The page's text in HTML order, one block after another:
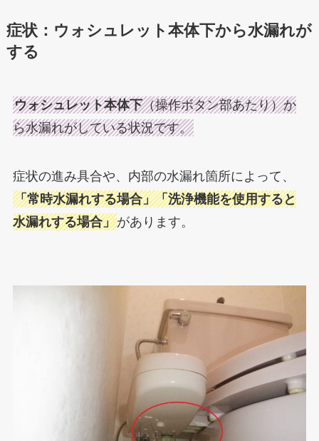
症状：ウォシュレット本体下から水漏れが
する
ウォシュレット本体下（操作ボタン部あたり）か
ら水漏れがしている状況です。
症状の進み具合や、内部の水漏れ箇所によって、
「常時水漏れする場合」「洗浄機能を使用すると
水漏れする場合」があります。